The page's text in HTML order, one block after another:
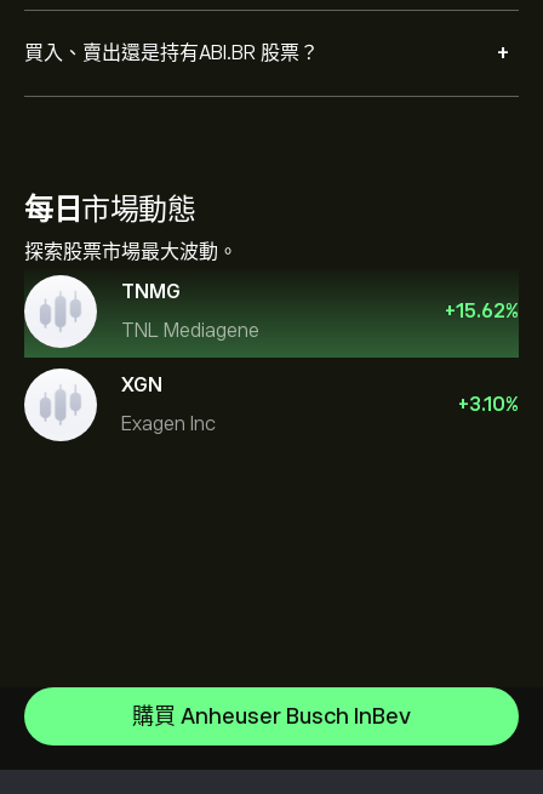
買入、賣出還是持有ABI.BR 股票？ +
每日 市場動態
探索股票市場最大波動。
TNMG
TNL Mediagene
+15.62%
XGN
Exagen Inc
+3.10%
購買 Anheuser Busch InBev
Alphabet
Meta Platforms Inc
如何存款
如何提款
開設帳戶
CopyTrading 如何運作
負責任的交易
為什麼選擇 eToro